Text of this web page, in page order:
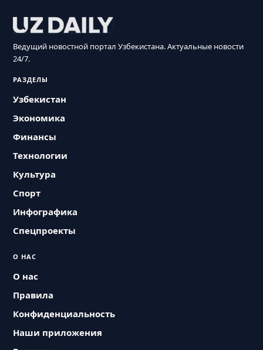
Ведущий новостной портал Узбекистана. Актуальные новости
24/7.
РАЗДЕЛЫ
Узбекистан
Экономика
Финансы
Технологии
Культура
Спорт
Инфографика
Спецпроекты
О НАС
О нас
Правила
Конфиденциальность
Наши приложения